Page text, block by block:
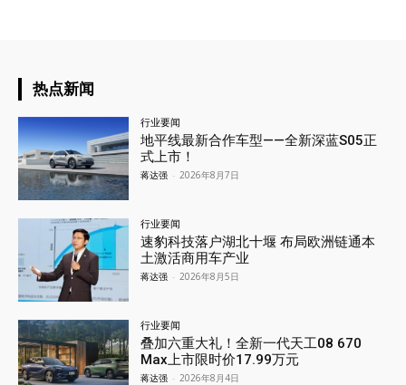
热点新闻
行业要闻
地平线最新合作车型——全新深蓝S05正
式上市！
蒋达强 - 2026年8月7日
行业要闻
速豹科技落户湖北十堰 布局欧洲链通本
土激活商用车产业
蒋达强 - 2026年8月5日
行业要闻
叠加六重大礼！全新一代天工08 670
Max上市限时价17.99万元
蒋达强 - 2026年8月4日